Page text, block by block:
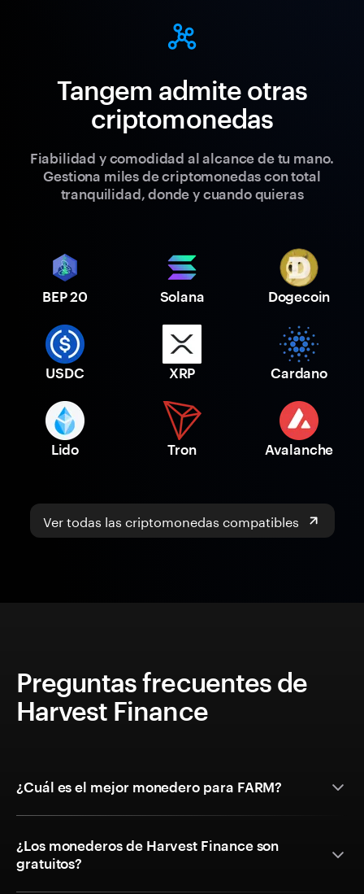
Tangem admite otras
criptomonedas
Fiabilidad y comodidad al alcance de tu mano.
Gestiona miles de criptomonedas con total
tranquilidad, donde y cuando quieras
BEP 20 Solana Dogecoin
USDC XRP Cardano
Lido Tron Avalanche
Ver todas las criptomonedas compatibles
Preguntas frecuentes de
Harvest Finance
¿Cuál es el mejor monedero para FARM?
¿Los monederos de Harvest Finance son
gratuitos?